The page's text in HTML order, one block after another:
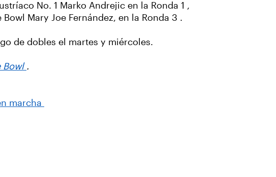
No. 1 Marko Andrejic en la Ronda 1 ,
Mary Joe Fernández, en la Ronda 3 .
de dobles el martes y miércoles.
Bowl .
marcha